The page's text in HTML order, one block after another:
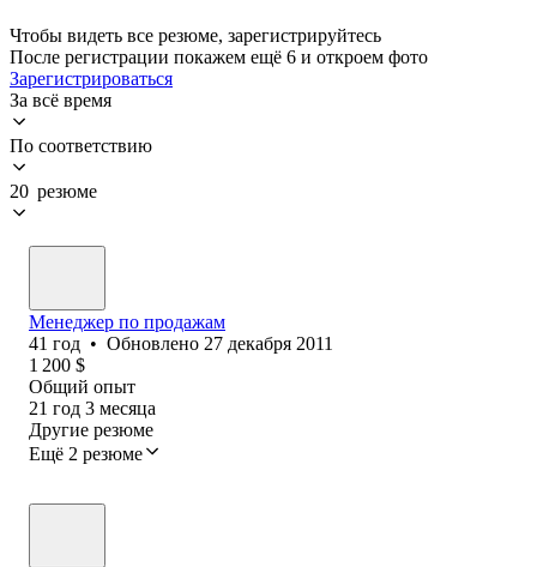
Чтобы видеть все резюме, зарегистрируйтесь
После регистрации покажем ещё 6 и откроем фото
Зарегистрироваться
За всё время
По соответствию
20 резюме
Менеджер по продажам
41 год • Обновлено 27 декабря 2011
1 200 $
Общий опыт
21 год 3 месяца
Другие резюме
Ещё 2 резюме